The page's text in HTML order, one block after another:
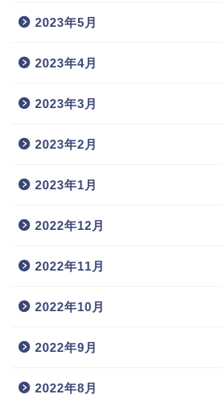
2023年5月
2023年4月
2023年3月
2023年2月
2023年1月
2022年12月
2022年11月
2022年10月
2022年9月
2022年8月